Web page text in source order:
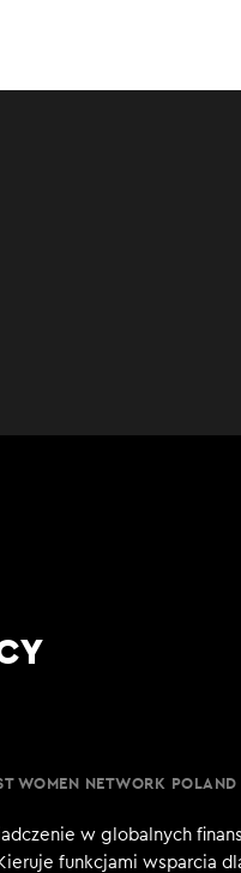
WOMEN NETWORK POLAND
w globalnych
funkcjami wsparcia